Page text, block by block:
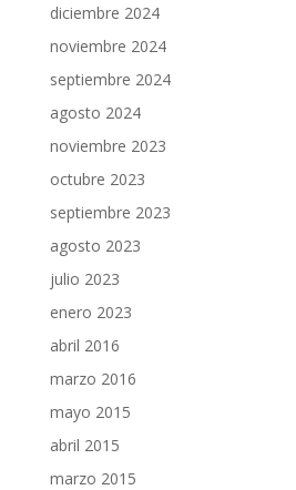
diciembre 2024
noviembre 2024
septiembre 2024
agosto 2024
noviembre 2023
octubre 2023
septiembre 2023
agosto 2023
julio 2023
enero 2023
abril 2016
marzo 2016
mayo 2015
abril 2015
marzo 2015